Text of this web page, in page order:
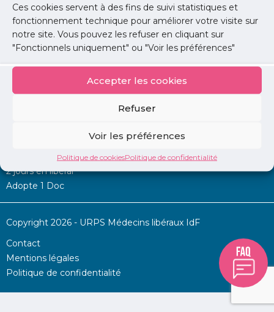
Ces cookies servent à des fins de suivi statistiques et
fonctionnement technique pour améliorer votre visite sur
notre site. Vous pouvez les refuser en cliquant sur
"Fonctionnels uniquement" ou "Voir les préférences"
Accepter les cookies
Refuser
Voir les préférences
Politique de cookiesPolitique de confidentialité
Permanence d’aide à l’installation
2 jours en libéral
Adopte 1 Doc
Copyright 2026 - URPS Médecins libéraux IdF
Contact
Mentions légales
Politique de confidentialité